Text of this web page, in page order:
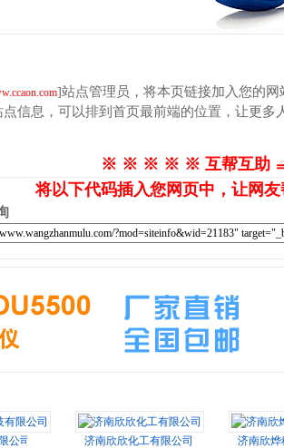
]站点管理员，将本页链接加入您的
点信息，可以排到首页最前端的位置，让更多
※ ※ ※ ※ ※ 互帮互助
将以下代码插入您网页中，让网
公司 济南欣欣化工有限公司 济南欣烨